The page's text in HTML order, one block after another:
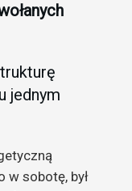
jednym
w sobotę, był